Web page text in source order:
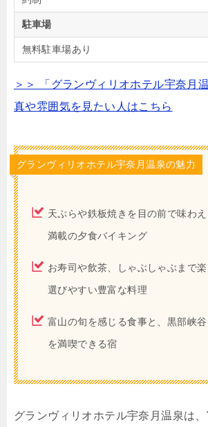
駐車場
無料駐車場あり
＞＞ 「グランヴィリオホテル宇奈月
真や雰囲気を見たい人はこちら
グランヴィリオホテル宇奈月温泉の魅力
天ぷらや鉄板焼きを目の前で味わ
満載の夕食バイキング
お寿司や飲茶、しゃぶしゃぶまで
選びやすい豊富な料理
富山の旬を感じる食事と、黒部峡
を満喫できる宿
グランヴィリオホテル宇奈月温泉は